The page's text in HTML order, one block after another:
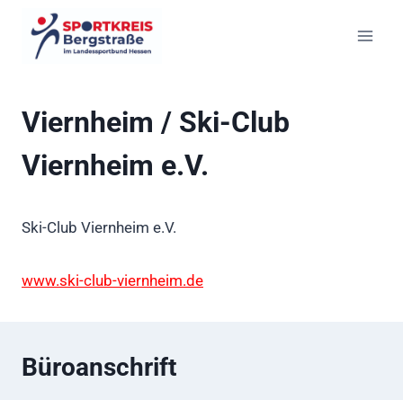
Inhalt
springen
Viernheim / Ski-Club
Viernheim e.V.
Ski-Club Viernheim e.V.
www.ski-club-viernheim.de
Büroanschrift